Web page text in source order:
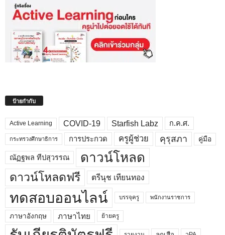
ป้ายกำกับ
Active Learning COVID-19 Starfish Labz ก.ค.ศ.
กระทรวงศึกษาธิการ การประกวด ครูผู้ช่วย คุรุสภา คู่มือ
ณัฏฐพล ทีปสุวรรณ ดาวน์โหลด
ดาวน์โหลดฟรี ตรีนุช เทียนทอง
ทดสอบออนไลน์ บรรจุครู พนักงานราชการ
ภาษาอังกฤษ ภาษาไทย ย้ายครู